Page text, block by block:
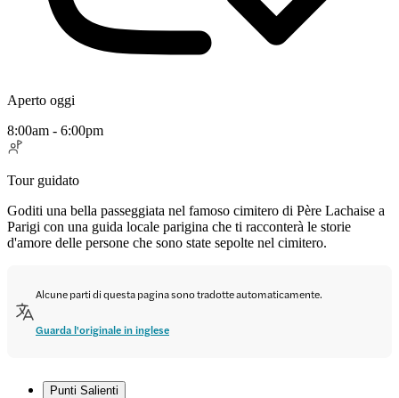
Aperto oggi
8:00am - 6:00pm
Tour guidato
Goditi una bella passeggiata nel famoso cimitero di Père Lachaise a
Parigi con una guida locale parigina che ti racconterà le storie
d'amore delle persone che sono state sepolte nel cimitero.
Alcune parti di questa pagina sono tradotte automaticamente.
Guarda l'originale in inglese
Punti Salienti